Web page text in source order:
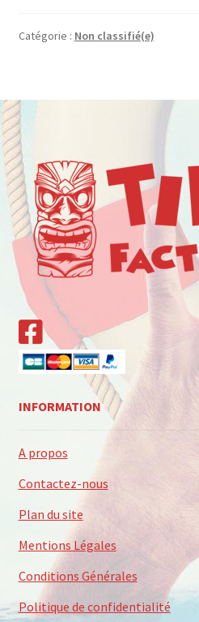
Catégorie : Non classifié(e)
INFORMATION
A propos
Contactez-nous
Plan du site
Mentions Légales
Conditions Générales
Politique de confidentialité